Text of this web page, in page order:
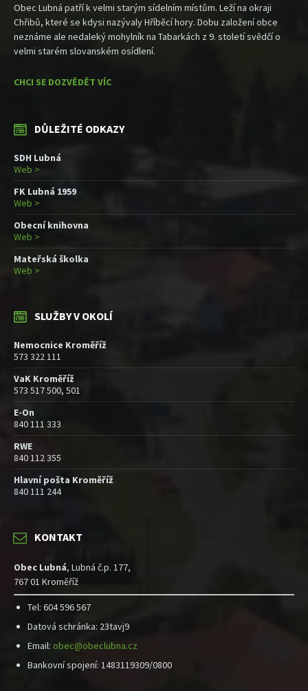
Obec Lubná patří k velmi starým sídelním místům. Leží na okraji
Chřibů, které se kdysi nazývaly Hříběcí hory. Dobu založení obce
neznáme ale nedaleký mohylník na Tabarkách z 9. století svědčí o
velmi starém slovanském osídlení.
CHCI SE DOZVĚDĚT VÍC
DŮLEŽITÉ ODKAZY
SDH Lubná
Web >
FK Lubná 1959
Web >
Obecní knihovna
Web >
Mateřská školka
Web >
SLUŽBY V OKOLÍ
Nemocnice Kroměříž
573 322 111
VaK Kroměříž
573 517 500, 501
E-On
840 111 333
RWE
840 112 355
Hlavní pošta Kroměříž
840 111 244
KONTAKT
Obec Lubná, Lubná č.p. 177,
767 01 Kroměříž
Tel: 604 596 567
Datová schránka: 23tavj9
Email: obec@obeclubna.cz
Bankovní spojení: 1483119309/0800